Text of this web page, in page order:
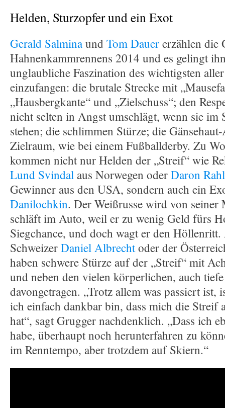
Helden, Sturzopfer und ein Exot
Gerald SalminaundTom Dauererzählen die
Hahnenkammrennens 2014 und es gelingt
unglaubliche Faszination des wichtigsten
einzufangen: die brutale Strecke mit
„Hausbergkante“ und „Zielschuss“; den
nicht selten in Angst umschlägt, wenn sie im
stehen; die schlimmen Stürze; die
Zielraum, wie bei einem Fußballderby. Zu
kommen nicht nur Helden der „Streif“ wie
Lund Svindal aus Norwegen oderDaron
Gewinner aus den USA, sondern auch ein
Danilochkin. Der Weißrusse wird von
schläft im Auto, weil er zu wenig Geld fürs
Siegchance, und doch wagt er den
SchweizerDaniel Albrechtoder der
haben schwere Stürze auf der „Streif“ mit
und neben den vielen körperlichen, auch
davongetragen. „Trotz allem was passiert ist,
ich einfach dankbar bin, dass mich die Streif
hat“, sagt Grugger nachdenklich. „Dass ich
habe, überhaupt noch herunterfahren zu
im Renntempo, aber trotzdem auf Skiern.“